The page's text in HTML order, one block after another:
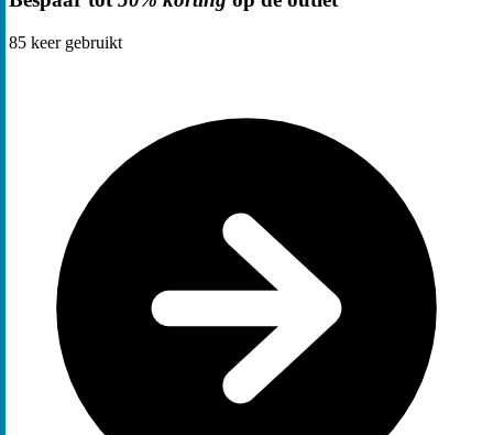
85 keer gebruikt